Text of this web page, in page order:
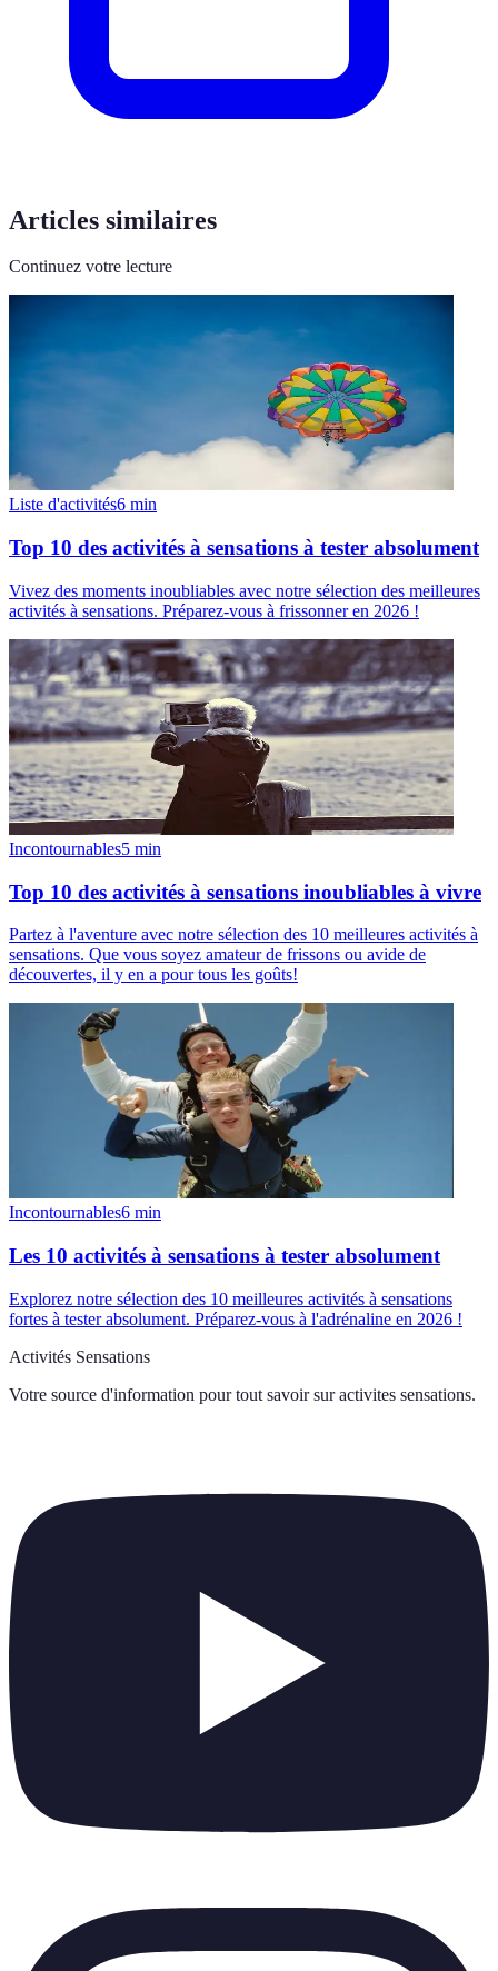
Articles similaires
Continuez votre lecture
Liste d'activités6 min
Top 10 des activités à sensations à tester absolument
Vivez des moments inoubliables avec notre sélection des meilleures
activités à sensations. Préparez-vous à frissonner en 2026 !
Incontournables5 min
Top 10 des activités à sensations inoubliables à vivre
Partez à l'aventure avec notre sélection des 10 meilleures activités à
sensations. Que vous soyez amateur de frissons ou avide de
découvertes, il y en a pour tous les goûts!
Incontournables6 min
Les 10 activités à sensations à tester absolument
Explorez notre sélection des 10 meilleures activités à sensations
fortes à tester absolument. Préparez-vous à l'adrénaline en 2026 !
Activités Sensations
Votre source d'information pour tout savoir sur activites sensations.